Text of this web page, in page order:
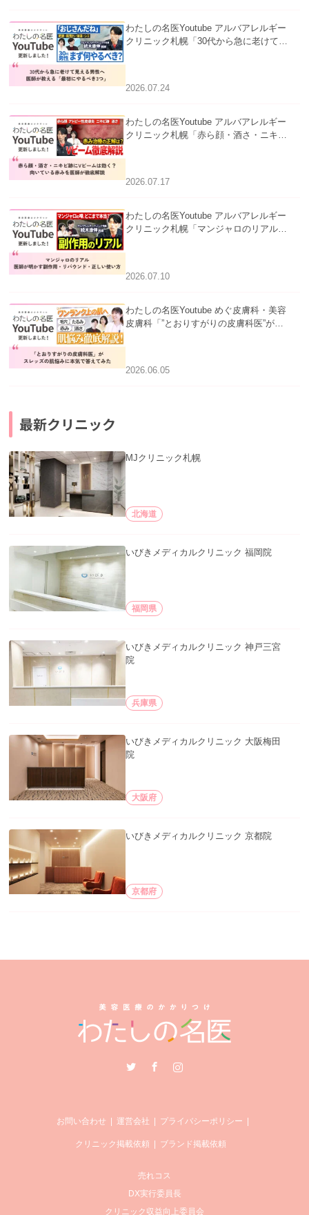
わたしの名医Youtube アルバアレルギー
クリニック札幌「30代から急に老けて見
べき3つ」」を公開いたしました。
2026.07.24
わたしの名医Youtube アルバアレルギー
クリニック札幌「赤ら顔・酒さ・ニキビ
医師が徹底解説」を公開いたしました。
2026.07.17
わたしの名医Youtube アルバアレルギー
クリニック札幌「マンジャロのリアル｜
い使い方」を公開いたしました。
2026.07.10
わたしの名医Youtube めぐ皮膚科・美容
皮膚科「”とおりすがりの皮膚科医”がス
公開いたしました。
2026.06.05
最新クリニック
MJクリニック札幌
北海道
いびきメディカルクリニック 福岡院
福岡県
いびきメディカルクリニック 神戸三宮
院
兵庫県
いびきメディカルクリニック 大阪梅田
院
大阪府
いびきメディカルクリニック 京都院
京都府
Instagram
お問い合わせ 運営会社 プライバシーポリシー
クリニック掲載依頼 ブランド掲載依頼
売れコス
DX実行委員長
クリニック収益向上委員会